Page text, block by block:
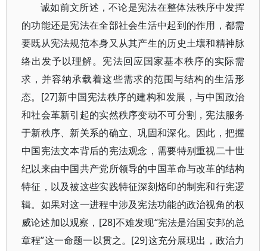
诚如前文所述，不论是宪法在整体法秩序中发挥
的功能还是宪法在全部社会生活中起到的作用，都需
要既从宪法规范本身又从其产生的历史土壤和精神脉
络出发予以理解。宪法回应国家基本秩序的实际需
求，并容纳承载着这些需求的范围与结构的生活形
态。[27]新中国宪法秩序的建构和发展，与中国政治
和社会革新引起的实然秩序变动不可分割，宪法服务
于新秩序、新关系的确立、巩固和深化。因此，把握
中国宪法文本背后的宪法观念，需要特别重视二十世
纪以来由中国共产党所领导的中国革命与改革的结构
特征，以及被这些实践特征深刻烙印的制宪和行宪逻
辑。如果对这一进程中涉及宪法功能的政治视角的权
威论述加以观察，[28]不难发现“宪法是治国安邦的总
章程”这一命题一以贯之。[29]这充分展现出，政治力